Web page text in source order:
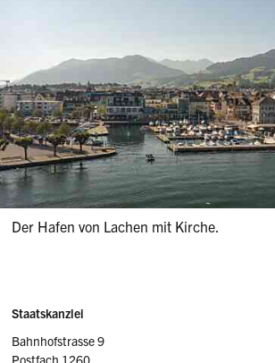
Der Hafen von Lachen mit Kirche.
Sidebar
Adresse
Staatskanzlei
Bahnhofstrasse 9